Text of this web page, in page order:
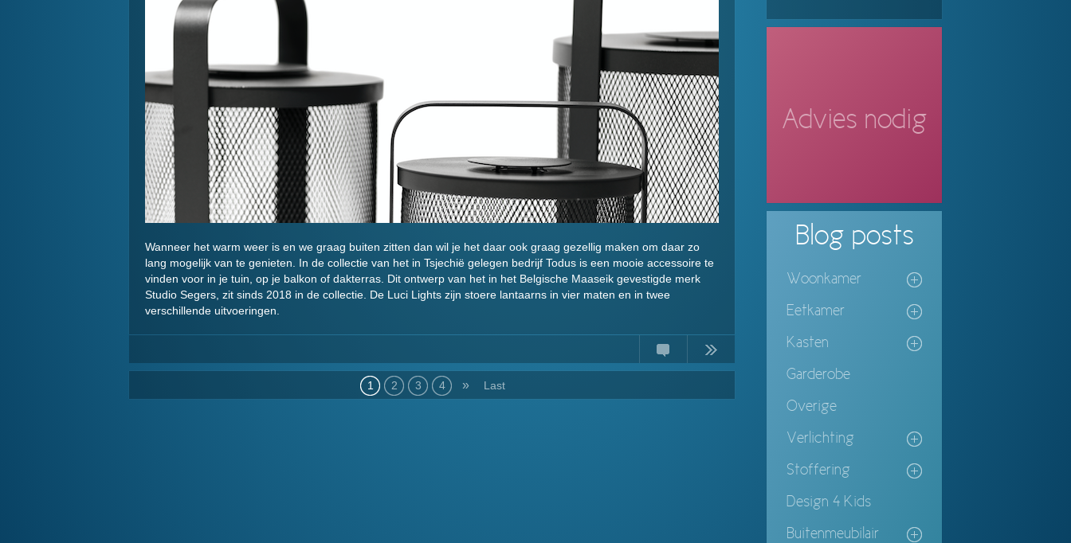
Wanneer het warm weer is en we graag buiten zitten dan wil je het daar ook graag gezellig maken om daar zo
lang mogelijk van te genieten. In de collectie van het in Tsjechië gelegen bedrijf Todus is een mooie accessoire te
vinden voor in je tuin, op je balkon of dakterras. Dit ontwerp van het in het Belgische Maaseik gevestigde merk
Studio Segers, zit sinds 2018 in de collectie. De Luci Lights zijn stoere lantaarns in vier maten en in twee
verschillende uitvoeringen.
Continue
1 2 3 4 » Last
Advies nodig
Blog posts
Woonkamer
Eetkamer
Kasten
Garderobe
Overige
Verlichting
Stoffering
Design 4 Kids
Buitenmeubilair